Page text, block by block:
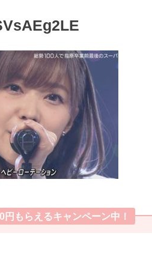
円もらえるキャンペーン中！